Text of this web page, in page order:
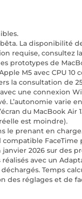
La disponibilité
requise, consultez la
prototypes de
M5 avec CPU
la consultation de
une connexion
L’autonomie varie
du MacBook
est moindre).
le prenant en
janvier 2026 sur
avec un
Temps
des réglages et de